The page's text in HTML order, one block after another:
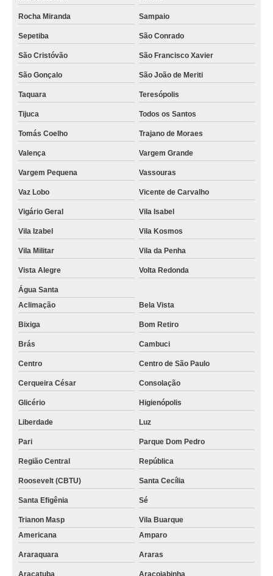
Rocha Miranda Sampaio
Sepetiba São Conrado
São Cristóvão São Francisco Xavier
São Gonçalo São João de Meriti
Taquara Teresópolis
Tijuca Todos os Santos
Tomás Coelho Trajano de Moraes
Valença Vargem Grande
Vargem Pequena Vassouras
Vaz Lobo Vicente de Carvalho
Vigário Geral Vila Isabel
Vila Izabel Vila Kosmos
Vila Militar Vila da Penha
Vista Alegre Volta Redonda
Água Santa
Aclimação
Bela Vista
Bixiga Bom Retiro
Brás Cambuci
Centro Centro de São Paulo
Cerqueira César Consolação
Glicério Higienópolis
Liberdade Luz
Pari Parque Dom Pedro
Região Central República
Roosevelt (CBTU) Santa Cecília
Santa Efigênia Sé
Trianon Masp
Vila Buarque
Americana
Amparo
Araraquara Araras
Araçatuba Araçoiabinha